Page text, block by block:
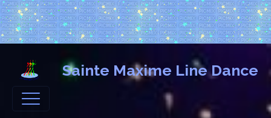
Sainte Maxime Line Dance